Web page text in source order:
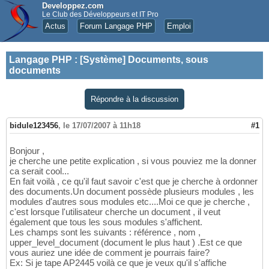
Developpez.com
Le Club des Développeurs et IT Pro
Actus Forum Langage PHP Emploi
Langage PHP : [Système] Documents, sous
documents
Répondre à la discussion
bidule123456, le 17/07/2007 à 11h18 #1
Bonjour ,
je cherche une petite explication , si vous pouviez me la donner
ca serait cool...
En fait voilà , ce qu'il faut savoir c'est que je cherche à ordonner
des documents.Un document possède plusieurs modules , les
modules d'autres sous modules etc....Moi ce que je cherche ,
c'est lorsque l'utilisateur cherche un document , il veut
également que tous les sous modules s'affichent.
Les champs sont les suivants : référence , nom ,
upper_level_document (document le plus haut ) .Est ce que
vous auriez une idée de comment je pourrais faire?
Ex: Si je tape AP2445 voilà ce que je veux qu'il s'affiche